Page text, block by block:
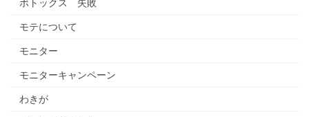
ボトックス 失敗
モテについて
モニター
モニターキャンペーン
わきが